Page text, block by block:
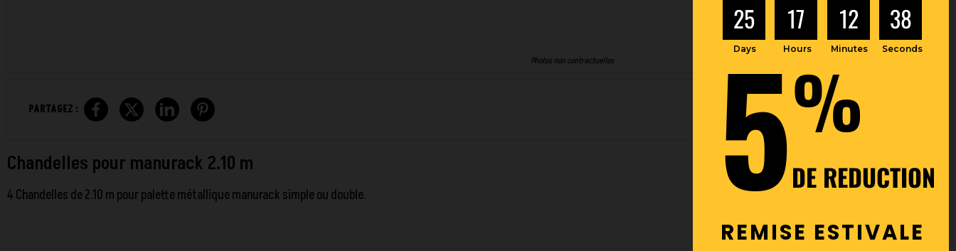
Photos non contractuelles
PARTAGEZ :
Chandelles pour manurack 2.10 m
4 Chandelles de 2.10 m pour palette métallique manurack simple ou double. 5%
DE REDUCTION
REMISE ESTIVALE
25 17 12 37
Days Hours Minutes Seconds